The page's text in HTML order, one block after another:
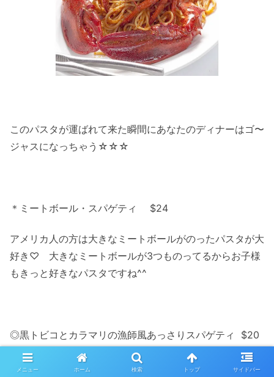
このパスタが運ばれて来た瞬間にあなたのディナーはゴ〜
ジャスになっちゃう☆☆☆
＊ミートボール・スパゲティ $24
アメリカ人の方は大きなミートボールがのったパスタが大
好き♡ 大きなミートボールが3つものってるからお子様
もきっと好きなパスタですね^^
◎黒トビコとカラマリの漁師風あっさりスパゲティ $20
こちらタミーのオススメパスタ！黒トビコのプチプチした
メニュー ホーム 検索 トップ サイドバー